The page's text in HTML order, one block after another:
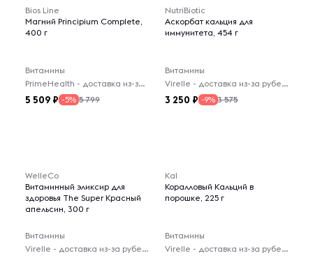
Bios Line
Магний Principium Complete,
400 г
Витамины
PrimeHealth - доставка из-за рубежа
5 509 -5% 5 799
NutriBiotic
Аскорбат кальция для
иммунитета, 454 г
Витамины
Virelle - доставка из-за рубежа
3 250 -9% 3 575
WelleCo
Витаминный эликсир для
здоровья The Super Красный
апельсин, 300 г
Витамины
Virelle - доставка из-за рубежа
Kal
Коралловый Кальций в
порошке, 225 г
Витамины
Virelle - доставка из-за рубежа